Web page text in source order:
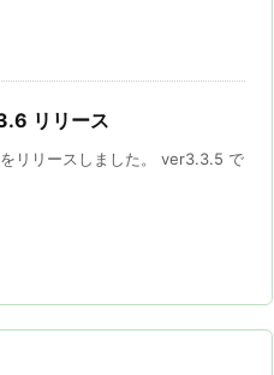
リリース
リリースしました。 ver3.3.5 で